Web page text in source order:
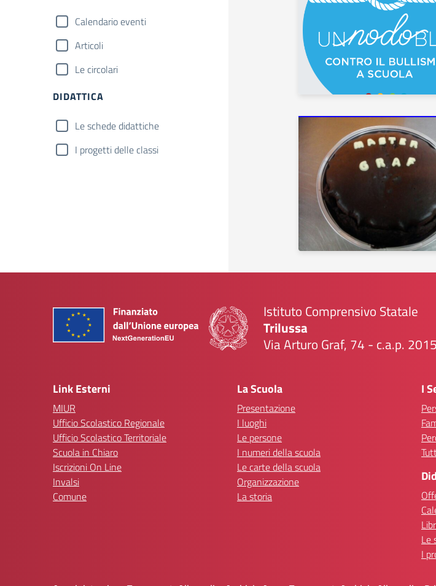
Calendario eventi
Articoli
Le circolari
DIDATTICA
Le schede didattiche
I progetti delle classi
Istituto Comprensivo Statale
Trilussa
Via Arturo Graf, 74 - c.a.p.
Link Esterni
MIUR
Ufficio Scolastico Regionale
Ufficio Scolastico Territoriale
Scuola in Chiaro
Iscrizioni On Line
Invalsi
Comune
La Scuola
Presentazione
I luoghi
Le persone
I numeri della scuola
Le carte della scuola
Organizzazione
La storia
I
Le
I